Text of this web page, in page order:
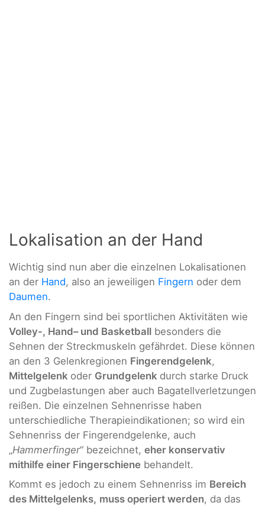
Lokalisation an der Hand
Wichtig sind nun aber die einzelnen Lokalisationen
an der Hand, also an jeweiligen Fingern oder dem
Daumen.
An den Fingern sind bei sportlichen Aktivitäten wie
Volley-, Hand– und Basketball besonders die
Sehnen der Streckmuskeln gefährdet. Diese können
an den 3 Gelenkregionen Fingerendgelenk,
Mittelgelenk oder Grundgelenk durch starke Druck
und Zugbelastungen aber auch Bagatellverletzungen
reißen. Die einzelnen Sehnenrisse haben
unterschiedliche Therapieindikationen; so wird ein
Sehnenriss der Fingerendgelenke, auch
„Hammerfinger“ bezeichnet, eher konservativ
mithilfe einer Fingerschiene behandelt.
Kommt es jedoch zu einem Sehnenriss im Bereich
des Mittelgelenks, muss operiert werden, da das